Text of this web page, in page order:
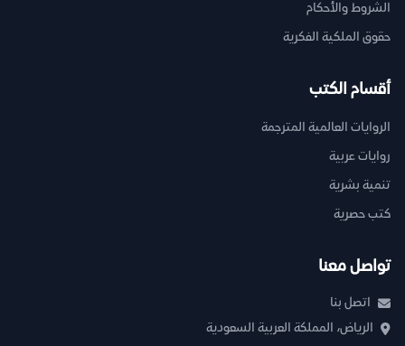
الشروط والأحكام
حقوق الملكية الفكرية
أقسام الكتب
الروايات العالمية المترجمة
روايات عربية
تنمية بشرية
كتب حصرية
تواصل معنا
اتصل بنا
الرياض، المملكة العربية السعودية